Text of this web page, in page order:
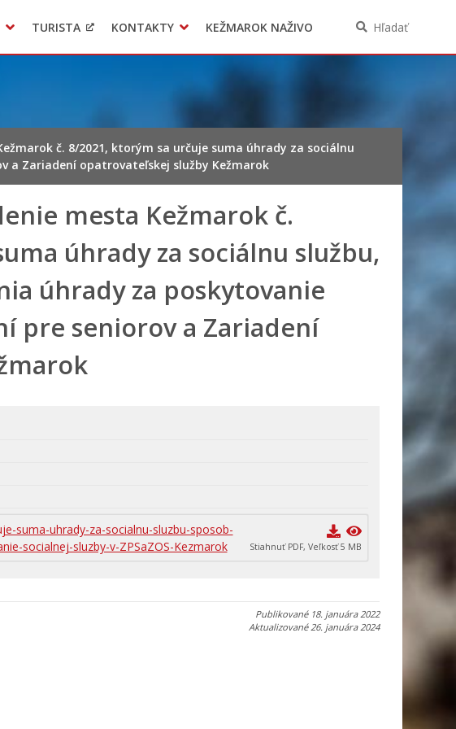
Kežmarok
podvodov
TURISTA KONTAKTY KEŽMAROK NAŽIVO Hľadať
č. 8/2021, ktorým sa určuje suma úhrady za sociálnu
a Zariadení opatrovateľskej služby Kežmarok
mesta Kežmarok č.
úhrady za sociálnu službu,
úhrady za poskytovanie
pre seniorov a Zariadení
suma-uhrady-za-socialnu-sluzbu-sposob-
socialnej-sluzby-v-ZPSaZOS-Kezmarok
Stiahnuť PDF, Veľkosť 5 MB
Publikované 18. januára 2022
Aktualizované26. januára 2024